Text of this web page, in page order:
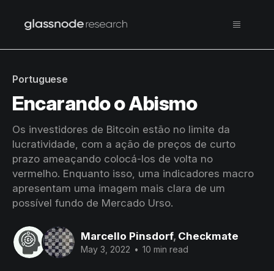
Portuguese
Encarando o Abismo
Os investidores de Bitcoin estão no limite da
lucratividade, com a ação de preços de curto
prazo ameaçando colocá-los de volta no
vermelho. Enquanto isso, uma indicadores macro
apresentam uma imagem mais clara de um
possível fundo de Mercado Urso.
Marcello Pinsdorf, Checkmate
May 3, 2022 • 10 min read